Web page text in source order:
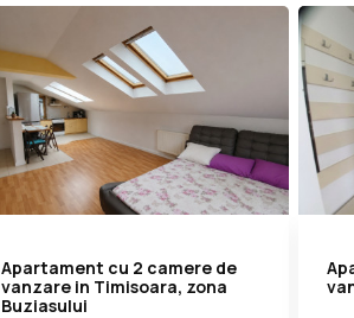
Apartament cu 2 camere de
vanzare in Timisoara, zona
Buziasului